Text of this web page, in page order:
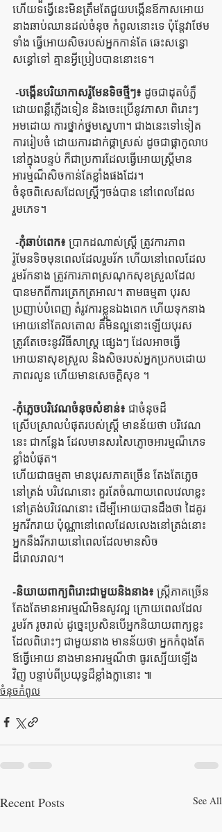
ហើយទង្វើនេះមិនត្រឹមតែជួយបង្កើនឪកាសអោយ
នាងឆាប់ឈានដល់ចំនុច កំពូលនោះទេ ប៉ុន្តែវាថែម
ទាំង ធ្វើអោយសិចរបស់អ្នកកាន់តែ ឆេះសន្ធោ
សន្ធៅទៅ គ្មានអ្វីប្រៀបបាននោះទេ។
-បង្កើនបរិយាកាសរ៉ូមែនទិចថ្មីៗ៖ ដូចជាដុតបំភ្លឺ
ដោយពន្លឺភ្លើងទៀន និងចេះប្រើនូវភាសា ពិរោះៗ
អមដោយ ការថ្នាក់ថ្នមស្នេហា។ ជាងនេះទៅទៀត
ការរៀបចំ ដោយការដាក់ផ្កាស្រស់ ដូចជាផ្កាកូលាប
នៅក្នុងបន្ទប់ ក៏ជាប្រការដែលធ្វើអោយស្រ្តីមាន
អារម្មណ៏សិចកាន់តែខ្លាំងផងដែរ។
ចំនុចពិសេសដែលស្ត្រីៗចង់បាន នៅពេលដែល
រួមភេទ។
-កុំឆាប់ពេក៖ ប្រាកដណាស់ស្ត្រី ត្រូវការភាព
រ៉ូមែនទិចមុនពេលដែលរួមរ័ក ហើយនៅពេលដែល
រួមរ័កនាង ត្រូវការភាពស្រណុកសុខស្រួលដែល
បានមកពីការត្រេកត្រអាល។ តាមធម្មតា បុរស
ប្រញាប់បំពេញ តំរូវការខ្លួនឯងពេក ហើយទុកនាង
អោយនៅតែលតោល គឺមិនល្អនោះឡើយបុរស
ត្រូវតែចេះនូវវិធីសាស្រ្ត ផ្សេងៗ ដែលអាចធ្វើ
អោយនាសុខស្រួល និងសិចរបស់អ្នកប្រកបដោយ
ភាពរលូន ហើយមានសេចក្តិសុខ ។
-កុំភ្លេចបរិវេណចំនុចសំខាន់៖​ ជាចំនុចដ៏
ស្រើបស្រាលបំផុតរបស់ស្ត្រី មានន័យថា បរិវេណ
នេះ ជាកន្លែង ដែលមានសរសៃភ្ញោចអារម្មណ៏ភេទ
ខ្លាំងបំផុត។
ហើយជាធម្មតា មានបុរសភាគច្រើន តែងតែភ្លេច
នៅត្រង់ បរិវេណនោះ គួរតែចំណាយពេលវេលាខ្លះ
នៅត្រង់បរិវេណនោះ ដើម្បីអោយបានដឹងថា ដៃគូរ
អ្នករីករាយ ប៉ុណ្ណានៅពេលដែលលេងនៅត្រង់នោះ
អ្នកនឹងរីករាយនៅពេលដែលមានសិច
ដ៏រោលរាល។
-និយាយពាក្យពិរោះជាមួយនិងនាង៖ ស្ត្រីភាគច្រើន
តែងតែមានអារម្មណ៏មិនសូវល្អ ក្រោយពេលដែល
រួមរ័ក រូចរាល់ ដូច្នេះប្រសិនបើអ្នកនិយាយពាក្យខ្លះ
ដែលពិរោះៗ ជាមួយនាង មានន័យថា អ្នកកំពុងតែ
ឪធ្វើអោយ នាងមានអារម្មណ៏ថា ធូរស្បើយឡើង
វិញ បន្ទាប់ពីប្រយុទ្ធដ៏ខ្លាំងក្លានោះ ៕
ចំនុចកំពូល
Recent Posts See All